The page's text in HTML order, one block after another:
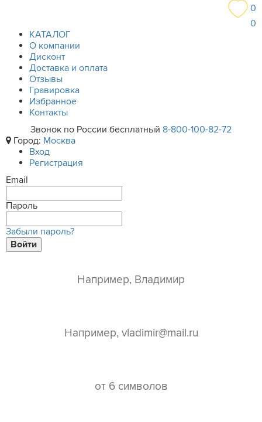
0
0
КАТАЛОГ
О компании
Дисконт
Доставка и оплата
Отзывы
Гравировка
Избранное
Контакты
Звонок по России бесплатный 8-800-100-82-72
Город: Москва
Вход
Регистрация
Email
Пароль
Забыли пароль?
Войти